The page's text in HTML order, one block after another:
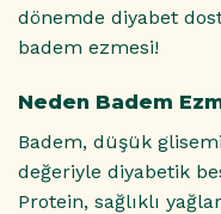
dönemde diyabet
badem ezmesi!
Neden Badem
Badem, düşük
değeriyle diyabetik
Protein, sağlıklı